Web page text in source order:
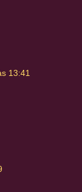
13:41